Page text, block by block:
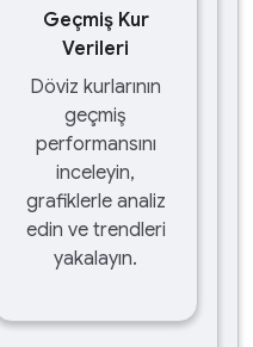
Geçmiş Kur
Verileri
Döviz kurlarının
geçmiş
performansını
inceleyin,
grafiklerle analiz
edin ve trendleri
yakalayın.